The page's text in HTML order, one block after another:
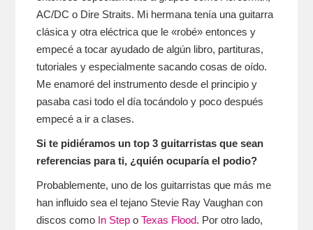
AC/DC o Dire Straits. Mi hermana tenía una guitarra
clásica y otra eléctrica que le «robé» entonces y
empecé a tocar ayudado de algún libro, partituras,
tutoriales y especialmente sacando cosas de oído.
Me enamoré del instrumento desde el principio y
pasaba casi todo el día tocándolo y poco después
empecé a ir a clases.
Si te pidiéramos un top 3 guitarristas que sean
referencias para ti, ¿quién ocuparía el podio?
Probablemente, uno de los guitarristas que más me
han influido sea el tejano Stevie Ray Vaughan con
discos como In Step oTexas Flood. Por otro lado,